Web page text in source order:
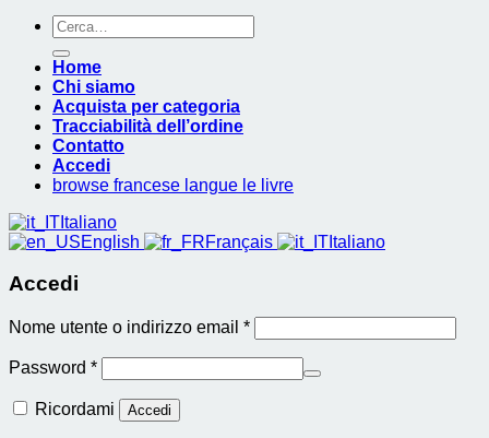
Cerca:
Home
Chi siamo
Acquista per categoria
Tracciabilità dell’ordine
Contatto
Accedi
browse francese langue le livre
Italiano
English
Français Italiano
Accedi
Nome utente o indirizzo email *Richiesto
Password *Richiesto
Ricordami Accedi